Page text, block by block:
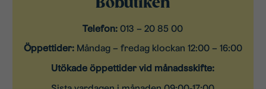
Telefon:013 – 20 85 00
Öppettider: Måndag – fredag klockan 12:00 – 16:00
Utökade öppettider vid månadsskifte: